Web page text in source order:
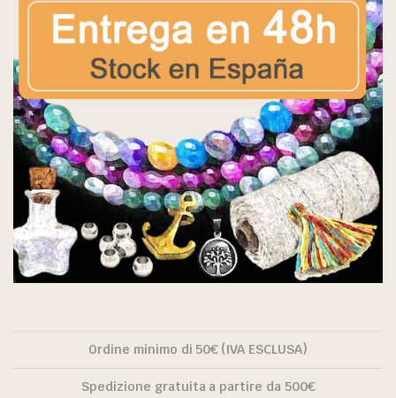
Ordine minimo di 50€ (IVA ESCLUSA)
Spedizione gratuita a partire da 500€